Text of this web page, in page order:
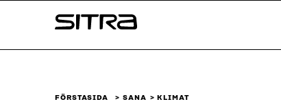
↓
Sitra
FÖRSTASIDA SANA KLIMAT